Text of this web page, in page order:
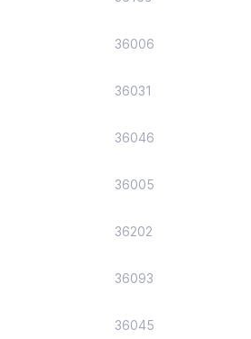
36006
36031
36046
36005
36202
36093
36045